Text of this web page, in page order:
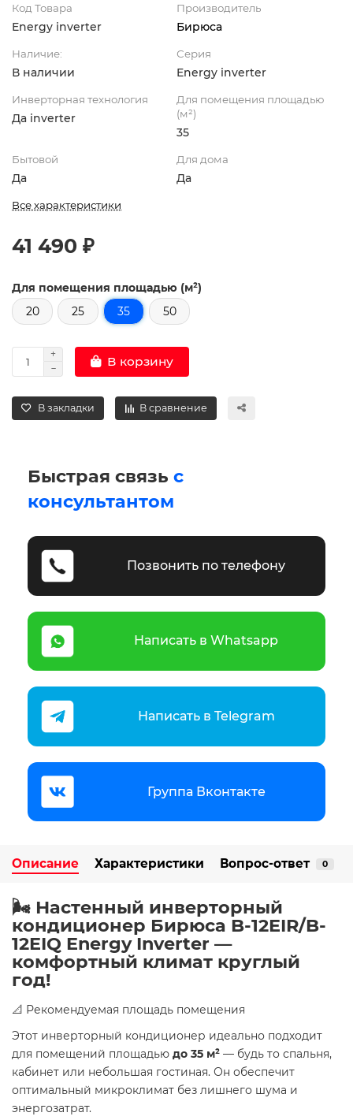
Код Товара
Energy inverter
Производитель
Бирюса
Наличие:
В наличии
Серия
Energy inverter
Инверторная технология
Да inverter
Для помещения площадью
(м²)
35
Бытовой
Да
Для дома
Да
Все характеристики
41 490 ₽
Для помещения площадью (м²)
20
25 35 50
В корзину
В закладки В сравнение
Быстрая связь с
консультантом
Позвонить по телефону
Написать в Whatsapp
Написать в Telegram
Группа Вконтакте
Описание Характеристики Вопрос-ответ 0
🌬️ Настенный инверторный
кондиционер Бирюса B-12EIR/B-
12EIQ Energy Inverter —
комфортный климат круглый
год!
📐 Рекомендуемая площадь помещения
Этот инверторный кондиционер идеально подходит
для помещений площадью до 35 м² — будь то спальня,
кабинет или небольшая гостиная. Он обеспечит
оптимальный микроклимат без лишнего шума и
энергозатрат.